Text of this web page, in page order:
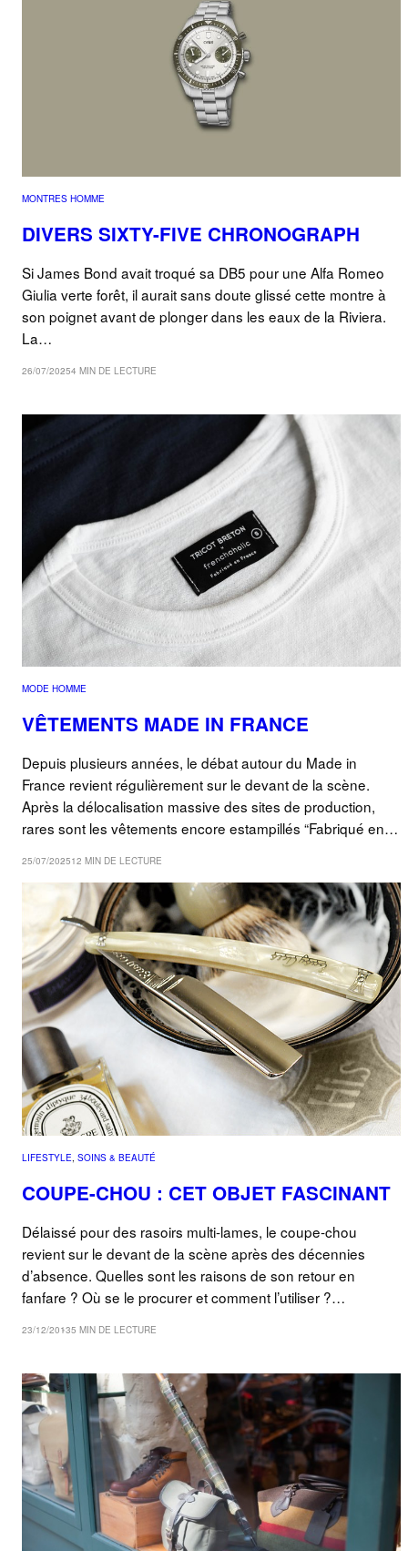
MONTRES HOMME
DIVERS SIXTY-FIVE CHRONOGRAPH
Si James Bond avait troqué sa DB5 pour une Alfa Romeo
Giulia verte forêt, il aurait sans doute glissé cette montre à
son poignet avant de plonger dans les eaux de la Riviera.
La…
26/07/20254 MIN DE LECTURE
MODE HOMME
VÊTEMENTS MADE IN FRANCE
Depuis plusieurs années, le débat autour du Made in
France revient régulièrement sur le devant de la scène.
Après la délocalisation massive des sites de production,
rares sont les vêtements encore estampillés “Fabriqué en…
25/07/202512 MIN DE LECTURE
LIFESTYLE, SOINS & BEAUTÉ
COUPE-CHOU : CET OBJET FASCINANT
Délaissé pour des rasoirs multi-lames, le coupe-chou
revient sur le devant de la scène après des décennies
d’absence. Quelles sont les raisons de son retour en
fanfare ? Où se le procurer et comment l’utiliser ?…
23/12/20135 MIN DE LECTURE